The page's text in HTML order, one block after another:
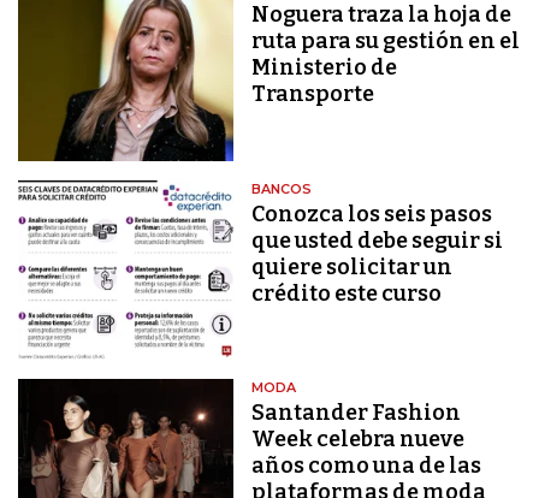
Noguera traza la hoja de
ruta para su gestión en el
Ministerio de
Transporte
BANCOS
Conozca los seis pasos
que usted debe seguir si
quiere solicitar un
crédito este curso
MODA
Santander Fashion
Week celebra nueve
años como una de las
plataformas de moda